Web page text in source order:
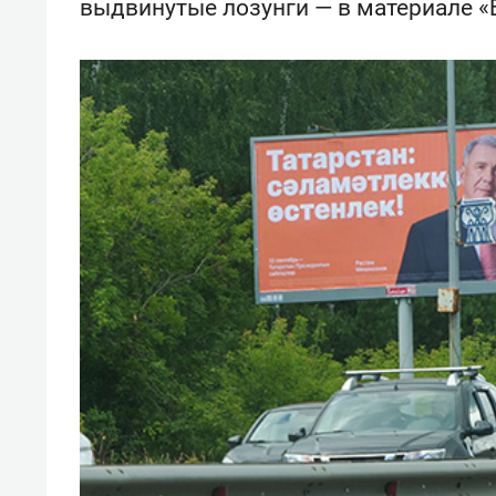
выдвинутые лозунги — в материале
свою